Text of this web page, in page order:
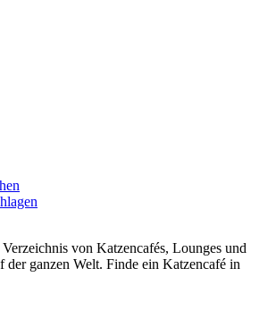
von Katzencafés, Lounges und
der ganzen Welt. Finde ein Katzencafé in